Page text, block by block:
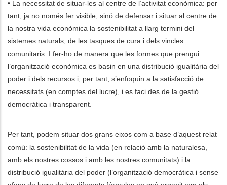
• La necessitat de situar-les al centre de l’activitat econòmica: per
tant, ja no només fer visible, sinó de defensar i situar al centre de
la nostra vida econòmica la sostenibilitat a llarg termini del
sistemes naturals, de les tasques de cura i dels vincles
comunitaris. I fer-ho de manera que les formes que prengui
l’organització econòmica es basin en una distribució igualitària del
poder i dels recursos i, per tant, s’enfoquin a la satisfacció de
necessitats (en comptes del lucre), i es faci des de la gestió
democràtica i transparent.
Per tant, podem situar dos grans eixos com a base d’aquest relat
comú: la sostenibilitat de la vida (en relació amb la naturalesa,
amb els nostres cossos i amb les nostres comunitats) i la
distribució igualitària del poder (l’organització democràtica i sense